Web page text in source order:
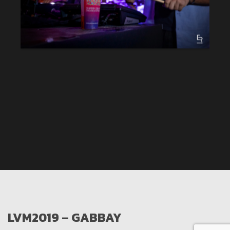
LVM2019 – GABBAY